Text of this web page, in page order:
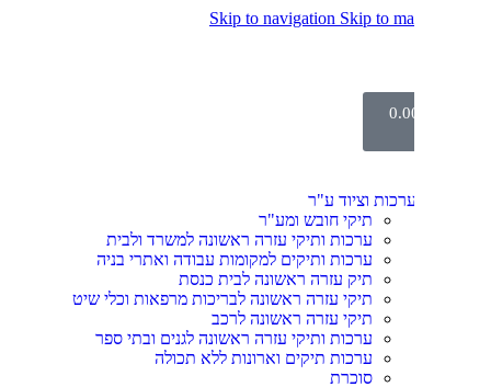
Skip to navigation
וציוד ע"ר
תיקי חובש ומע"ר
ערכות ותיקי עזרה ראשונה למשרד ולבית
ערכות ותיקים למקומות עבודה ואתרי בניה
תיק עזרה ראשונה לבית כנסת
תיקי עזרה ראשונה לבריכות מרפאות וכלי שיט
תיקי עזרה ראשונה לרכב
ערכות ותיקי עזרה ראשונה לגנים ובתי ספר
ערכות תיקים וארונות ללא תכולה